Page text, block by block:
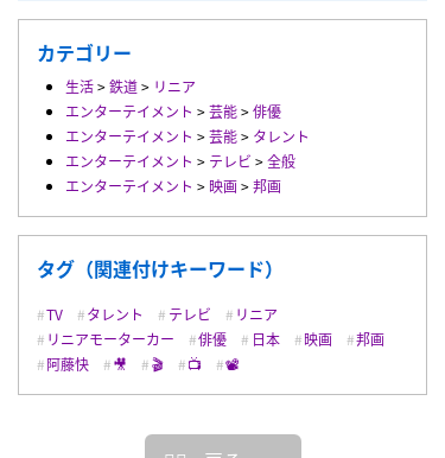
カテゴリー
生活>鉄道> リニア
エンターテイメント >芸能>俳優
エンターテイメント >芸能> タレント
エンターテイメント > テレビ >全般
エンターテイメント > 映画>邦画
タグ（関連付けキーワード）
TV タレント テレビ
リニア
リニアモーターカー
俳優 日本 映画
邦画
阿藤快
🎥 🎬 📺 📽